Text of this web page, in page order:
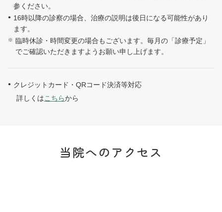
参ください。
16時以降の診察の場合、治療の説明は後日になる可能性があり
ます。
臨時休診・時間変更の場合もございます。毎月の「診療予定」
でご確認いただきますようお願い申し上げます。
クレジットカード・QRコード決済等対応
詳しくはこちらから
当院へのアクセス